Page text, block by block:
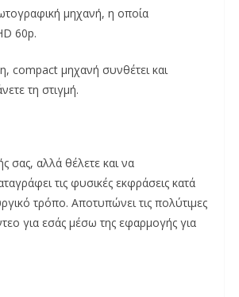
μηχανή, η οποία
60p.
compact μηχανή συνθέτει και
τη στιγμή.
σας, αλλά θέλετε και να
τις φυσικές εκφράσεις κατά
τρόπο. Αποτυπώνει τις πολύτιμες
για εσάς μέσω της εφαρμογής για